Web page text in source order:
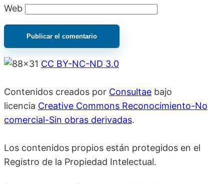
Web
CC BY-NC-ND 3.0
Contenidos creados por Consultae bajo
licencia Creative Commons Reconocimiento-No
comercial-Sin obras derivadas.
Los contenidos propios están protegidos en el
Registro de la Propiedad Intelectual.